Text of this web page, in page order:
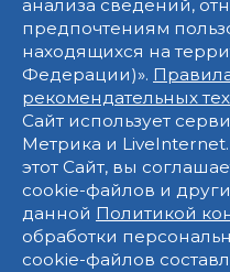
анализа сведений,
предпочтениям
находящихся на
Федерации)».
рекомендательных
Сайт использует
Метрика и
этот Сайт, вы
cookie-файлов и
данной Политикой
обработки
cookie-файлов